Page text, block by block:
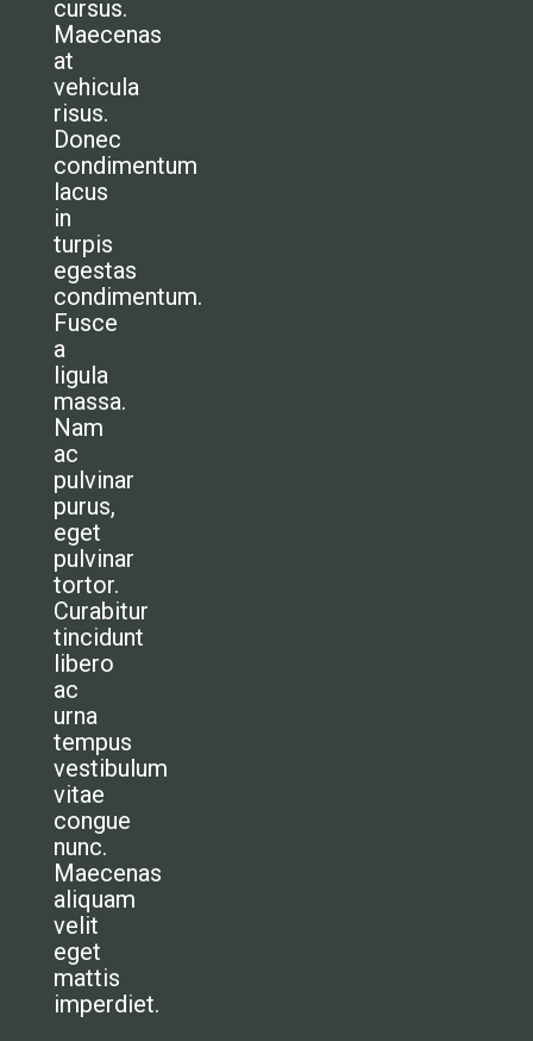
HOME
WAAROM
HOE WERKT HET
DE SUBSIDIES
OVER TRANSPORTSUBSIDIES
ONS BLOG
cursus.
Maecenas
at
vehicula
risus.
Donec
condimentum
lacus
in
turpis
egestas
condimentum.
Fusce
a
ligula
massa.
Nam
ac
pulvinar
purus,
eget
pulvinar
tortor.
Curabitur
tincidunt
libero
ac
urna
tempus
vestibulum
vitae
congue
nunc.
Maecenas
aliquam
velit
eget
mattis
imperdiet.